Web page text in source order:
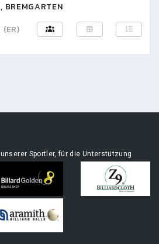
BREMGARTEN
(ER)
Sportler, für die Unterstützung